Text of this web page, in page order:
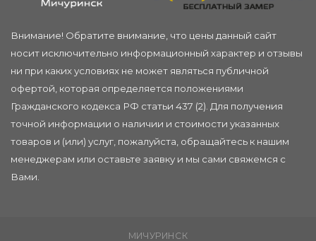
Внимание! Обратите внимание, что цены данный сайт
носит исключительно информационный характер и отзывы
ни при каких условиях не может являться публичной
офертой, которая определяется положениями
Гражданского кодекса РФ статьи 437 (2). Для получения
точной информации о наличии и стоимости указанных
товаров и (или) услуг, пожалуйста, обращайтесь к нашим
менеджерам или оставьте заявку и мы сами свяжемся с
Вами.
МИЧУРИНСК